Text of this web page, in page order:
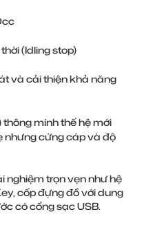
(Idling stop)
và cải thiện khả năng
minh thế hệ mới
nhưng cứng cáp và độ
nghiệm trọn vẹn như hệ
cốp đựng đồ với dung
có cổng sạc USB.